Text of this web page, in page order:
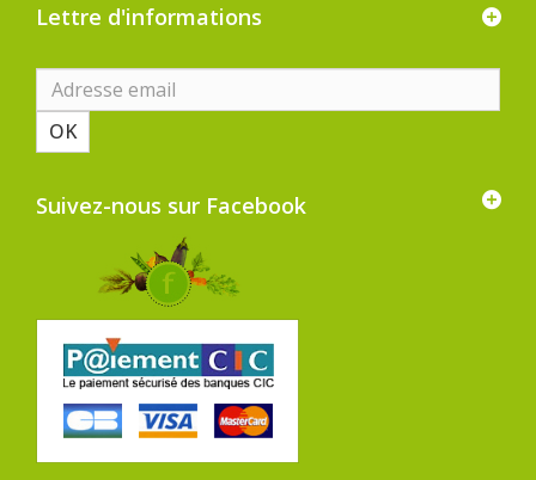
Lettre d'informations
OK
Suivez-nous sur Facebook